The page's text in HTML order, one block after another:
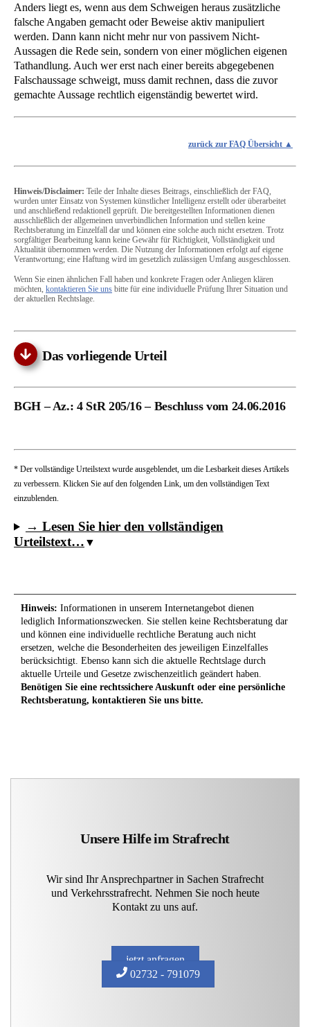
Anders liegt es, wenn aus dem Schweigen heraus zusätzliche
falsche Angaben gemacht oder Beweise aktiv manipuliert
werden. Dann kann nicht mehr nur von passivem Nicht-
Aussagen die Rede sein, sondern von einer möglichen eigenen
Tathandlung. Auch wer erst nach einer bereits abgegebenen
Falschaussage schweigt, muss damit rechnen, dass die zuvor
gemachte Aussage rechtlich eigenständig bewertet wird.
zurück zur FAQ Übersicht
Hinweis/Disclaimer: Teile der Inhalte dieses Beitrags, einschließlich der FAQ,
wurden unter Einsatz von Systemen künstlicher Intelligenz erstellt oder überarbeitet
und anschließend redaktionell geprüft. Die bereitgestellten Informationen dienen
ausschließlich der allgemeinen unverbindlichen Information und stellen keine
Rechtsberatung im Einzelfall dar und können eine solche auch nicht ersetzen. Trotz
sorgfältiger Bearbeitung kann keine Gewähr für Richtigkeit, Vollständigkeit und
Aktualität übernommen werden. Die Nutzung der Informationen erfolgt auf eigene
Verantwortung; eine Haftung wird im gesetzlich zulässigen Umfang ausgeschlossen.
Wenn Sie einen ähnlichen Fall haben und konkrete Fragen oder Anliegen klären
möchten, kontaktieren Sie uns bitte für eine individuelle Prüfung Ihrer Situation und
der aktuellen Rechtslage.
Das vorliegende Urteil
BGH – Az.: 4 StR 205/16 – Beschluss vom 24.06.2016
* Der vollständige Urteilstext wurde ausgeblendet, um die Lesbarkeit dieses Artikels
zu verbessern. Klicken Sie auf den folgenden Link, um den vollständigen Text
einzublenden.
→ Lesen Sie hier den vollständigen
Urteilstext…
Hinweis: Informationen in unserem Internetangebot dienen
lediglich Informationszwecken. Sie stellen keine Rechtsberatung dar
und können eine individuelle rechtliche Beratung auch nicht
ersetzen, welche die Besonderheiten des jeweiligen Einzelfalles
berücksichtigt. Ebenso kann sich die aktuelle Rechtslage durch
aktuelle Urteile und Gesetze zwischenzeitlich geändert haben.
Benötigen Sie eine rechtssichere Auskunft oder eine persönliche
Rechtsberatung, kontaktieren Sie uns bitte.
Unsere Hilfe im Strafrecht
Wir sind Ihr Ansprechpartner in Sachen Strafrecht
und Verkehrsstrafrecht. Nehmen Sie noch heute
Kontakt zu uns auf.
jetzt anfragen
02732 - 791079